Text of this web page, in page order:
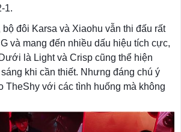
1.
đôi Karsa và Xiaohu vẫn thi đấu rất
và mang đến nhiều dấu hiệu tích cực,
là Light và Crisp cũng thể hiện
khi cần thiết. Nhưng đáng chú ý
TheShy với các tình huống mà không